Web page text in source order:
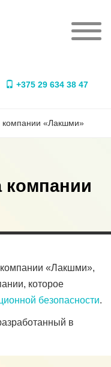
Меню
+375 29 634 38 47
компании «Лакшми»
компании
компании «Лакшми»,
которое
безопасности.
в